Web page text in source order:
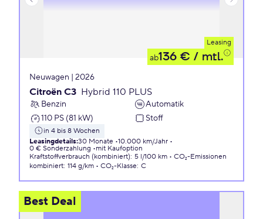
Leasing
ab136 € / mtl.
Neuwagen | 2026
Citroën C3 Hybrid 110 PLUS
Benzin
Automatik
110 PS (81 kW)
Stoff
in 4 bis 8 Wochen
Leasingdetails:30 Monate 10.000 km/Jahr
0 € Sonderzahlung
mit Kaufoption
Kraftstoffverbrauch (kombiniert): 5 l/100 km
CO₂-Emissionen
kombiniert: 114 g/km CO₂-Klasse: C
Best Deal